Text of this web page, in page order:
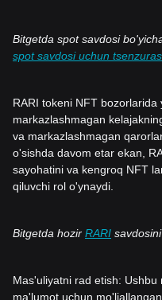
Bitgetda spot savdosi
spot savdosi uchun
RARI tokeni NFT
markazlashmagan
va markazlashmagan
o'sishda davom etar ekan,
sayohatini va kengroq NFT
qiluvchi rol o'ynaydi.
Bitgetda hozir RARI
Mas'uliyatni rad etish:
ma'lumot uchun